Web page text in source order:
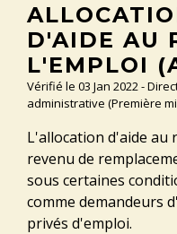
D'AIDE AU
L'EMPLOI
Vérifié le 03 Jan 2022 -
administrative (Première
L'allocation d'aide au
revenu de
sous certaines
comme demandeurs
privés d'emploi.